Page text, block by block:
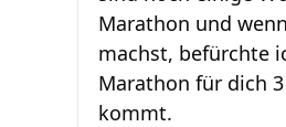
Marathon und
machst, befürchte
Marathon für dich
kommt.